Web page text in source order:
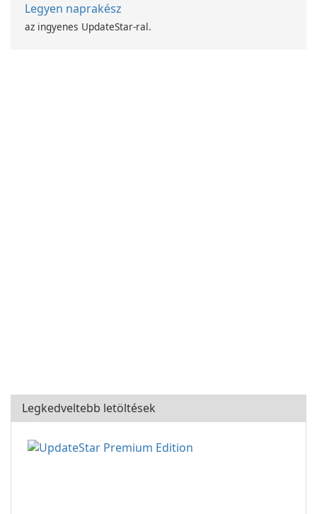
Legyen naprakész
az ingyenes UpdateStar-ral.
Legkedveltebb letöltések